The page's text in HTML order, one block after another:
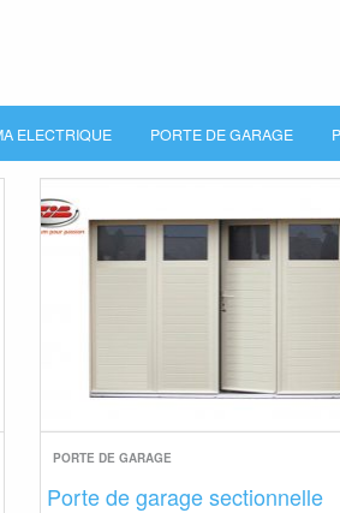
ELECTRIQUE PORTE DE GARAGE
PORTE DE GARAGE
Porte de garage sectionnelle